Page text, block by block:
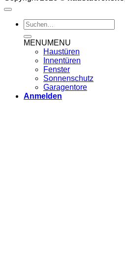
Suchen
nach:
MENUMENU
Haustüren
Innentüren
Fenster
Sonnenschutz
Garagentore
Anmelden